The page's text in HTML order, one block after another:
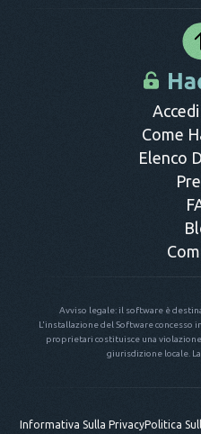
Come
Elenco
Avviso legale: il software è
L'installazione del Software concesso
proprietari costituisce una
giurisdizione locale. La
Informativa Sulla PrivacyPolitica